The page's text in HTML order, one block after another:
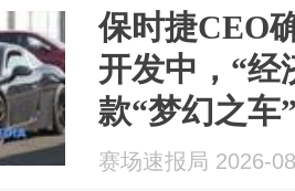
保时捷CEO
开发中，“经
款“梦幻之车
赛场速报局 2026-